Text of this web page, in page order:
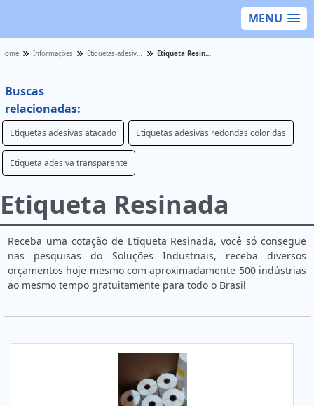
MENU
Home Informações Etiquetas-adesivas - Categoria Etiqueta Resinada
Buscas
relacionadas:
Etiquetas adesivas atacado Etiquetas adesivas redondas coloridas
Etiqueta adesiva transparente
Etiqueta Resinada
Receba uma cotação de Etiqueta Resinada, você só consegue
nas pesquisas do Soluções Industriais, receba diversos
orçamentos hoje mesmo com aproximadamente 500 indústrias
ao mesmo tempo gratuitamente para todo o Brasil